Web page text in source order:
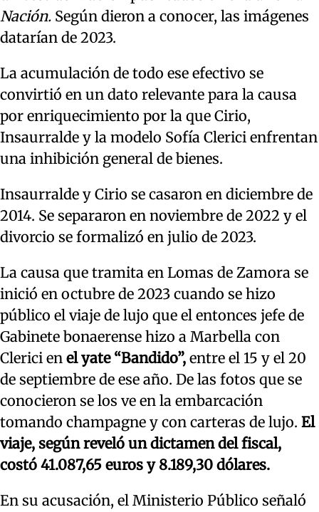
Nación. Según dieron a conocer, las imágenes
datarían de 2023.
La acumulación de todo ese efectivo se
convirtió en un dato relevante para la causa
por enriquecimiento por la que Cirio,
Insaurralde y la modelo Sofía Clerici enfrentan
una inhibición general de bienes.
Insaurralde y Cirio se casaron en diciembre de
2014. Se separaron en noviembre de 2022 y el
divorcio se formalizó en julio de 2023.
La causa que tramita en Lomas de Zamora se
inició en octubre de 2023 cuando se hizo
público el viaje de lujo que el entonces jefe de
Gabinete bonaerense hizo a Marbella con
Clerici en el yate “Bandido”, entre el 15 y el 20
de septiembre de ese año. De las fotos que se
conocieron se los ve en la embarcación
tomando champagne y con carteras de lujo. El
viaje, según reveló un dictamen del fiscal,
costó 41.087,65 euros y 8.189,30 dólares.
En su acusación, el Ministerio Público señaló